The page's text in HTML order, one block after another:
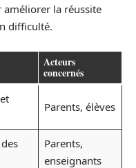
améliorer la réussite
difficulté.
Acteurs
concernés
Parents, élèves
Parents,
enseignants